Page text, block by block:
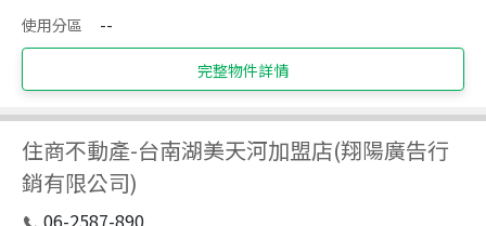
使用分區
--
完整物件詳情
住商不動產-台南湖美天河加盟店(翔陽廣告行
銷有限公司)
06-2587-890